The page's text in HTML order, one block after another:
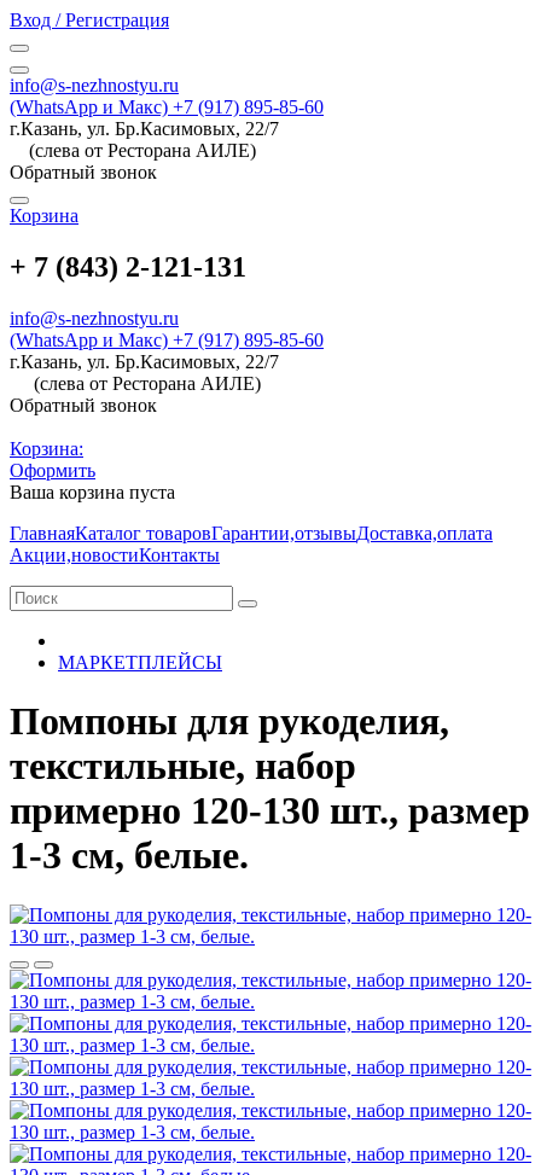
Вход / Регистрация
info@s-nezhnostyu.ru
(WhatsApp и Макс) +7 (917) 895-85-60
г.Казань, ул. Бр.Касимовых, 22/7
(слева от Ресторана АИЛЕ)
Обратный звонок
Корзина
+ 7 (843) 2-121-131
info@s-nezhnostyu.ru
(WhatsApp и Макс) +7 (917) 895-85-60
г.Казань, ул. Бр.Касимовых, 22/7
(слева от Ресторана АИЛЕ)
Обратный звонок
Корзина:
Оформить
Ваша корзина пуста
ГлавнаяКаталог товаровГарантии,отзывыДоставка,оплата
Акции,новостиКонтакты
МАРКЕТПЛЕЙСЫ
Помпоны для рукоделия,
текстильные, набор
примерно 120-130 шт., размер
1-3 см, белые.